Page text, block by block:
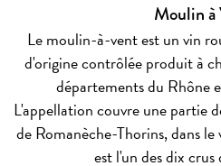
Moulin à
Le moulin-à-vent est un vin
d'origine contrôlée produit à
départements du Rhône
L'appellation couvre une partie
de Romanèche-Thorins, dans
est l'un des dix crus